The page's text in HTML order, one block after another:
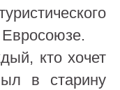
кто хочет
в старину